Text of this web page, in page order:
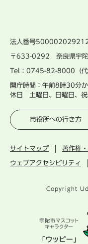
法人番号
〒633-0292 奈良県宇陀
Tel：0745-82-8000（
開庁時間：午前8時30分
休日 土曜日、日曜日、
市役所への行き方
サイトマップ 著作権
ウェブアクセシビリティ
Copyright